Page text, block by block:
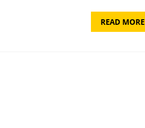
READ MORE